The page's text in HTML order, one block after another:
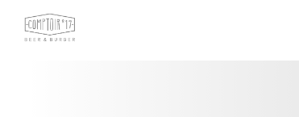
Personalizzazione delle tue scelte sui cookie